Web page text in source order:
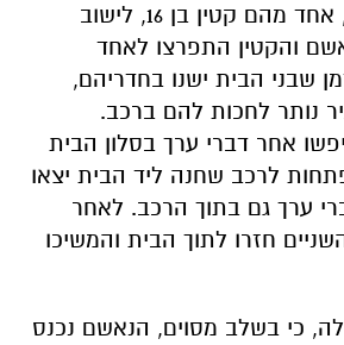
עם שניים נוספים, אחד מהם קטין בן 16, לישוב
והקטין התפרצו לאחד
שבני הבית ישנו בחדריהם,
נותר לחכות להם ברכב.
אחר דברי ערך בסלון הבית
לרכב שחנה ליד הבית יצאו
ערך גם בתוך הרכב. לאחר
חזרו לתוך הבית והמשיכו
כי בשלב מסוים, הנאשם נכנס